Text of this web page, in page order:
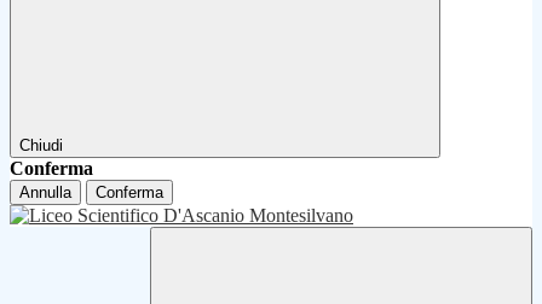
Chiudi
Conferma
Annulla Conferma